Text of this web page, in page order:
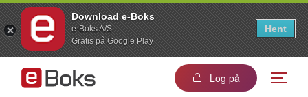
Download e-Boks
e-Boks A/S
Gratis på Google Play
Hent
Log på